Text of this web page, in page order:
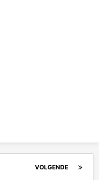
VOLGENDE